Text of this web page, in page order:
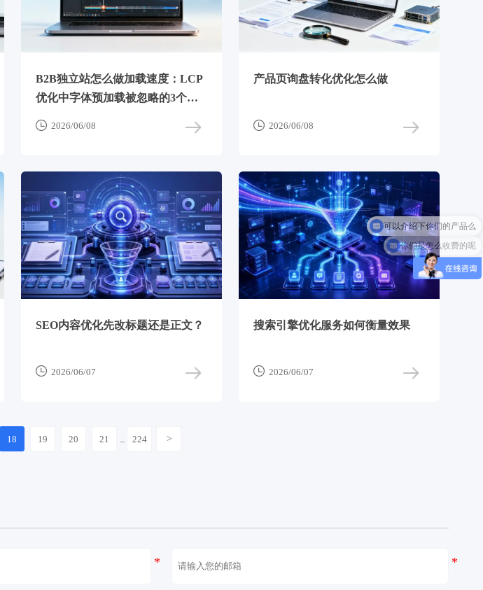
B2B独立站怎么做加载速度：LCP
优化中字体预加载被忽略的3个场
 2026/06/08
产品页询盘转化优化怎么做
 2026/06/08
SEO内容优化先改标题还是正文？
 2026/06/07
搜索引擎优化服务如何衡量效果
 2026/06/07
18 19 20 21 ... 224 >
你们是怎么收费的呢